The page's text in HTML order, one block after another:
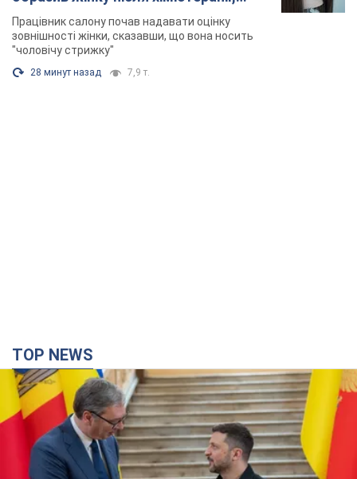
Зеленський вперше прибув до Сербії:
планується зустріч із Вучичем і не лише. Відео
Це перший візит глави держави до Бєлграда
4 часа назад 48,0 т.